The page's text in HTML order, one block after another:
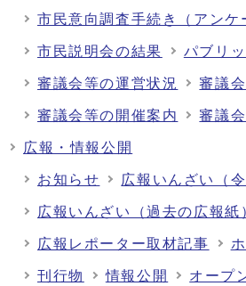
市民意向調査手続き（アンケ
市民説明会の結果 パブリ
審議会等の運営状況 審議
審議会等の開催案内 審議
広報・情報公開
お知らせ 広報いんざい（
広報いんざい（過去の広報紙
広報レポーター取材記事
刊行物 情報公開 オープ